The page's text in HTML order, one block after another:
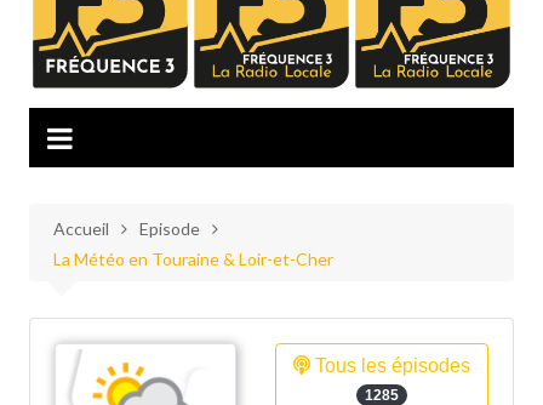
Accueil
Episode
La Météo en Touraine & Loir-et-Cher
Tous les épisodes
1285